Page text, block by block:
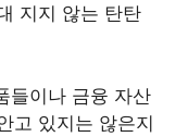
지지 않는 탄탄
들이나 금융 자산
고 있지는 않은지